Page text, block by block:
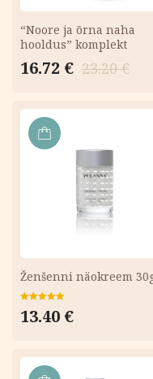
“Noore ja õrna naha
hooldus” komplekt
23.20€
Algne
23.20 €.
16.72 €
Current
16.72 €.
Ženšenni näokreem
5.00/ 5
13.40 €
LISA